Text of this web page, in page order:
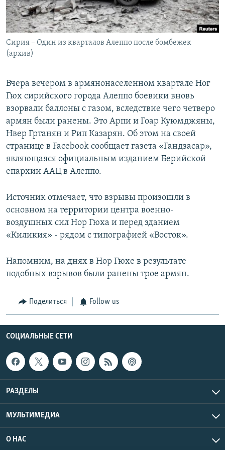
Հայերեն
English
Русский
Все сайты Радио Азатутюн
Сирия – Один из кварталов Алеппо после бомбежек
(архив)
Вчера вечером в армянонаселенном квартале Ног
Гюх сирийского города Алеппо боевики вновь
взорвали баллоны с газом, вследствие чего четверо
армян были ранены. Это Арпи и Гоар Куюмджяны,
Нвер Гртанян и Рип Казарян. Об этом на своей
странице в Facebook сообщает газета «Гандзасар»,
являющаяся официальным изданием Берийской
епархии ААЦ в Алеппо.
Источник отмечает, что взрывы произошли в
основном на территории центра военно-
воздушных сил Нор Гюха и перед зданием
«Киликия» - рядом с типографией «Восток».
Напомним, на днях в Нор Гюхе в результате
подобных взрывов были ранены трое армян.
Поделиться Follow us
СОЦИАЛЬНЫЕ СЕТИ
РАЗДЕЛЫ
МУЛЬТИМЕДИА
О НАС